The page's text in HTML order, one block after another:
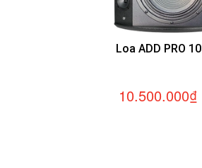
Loa ADD PRO 10
10.500.000₫